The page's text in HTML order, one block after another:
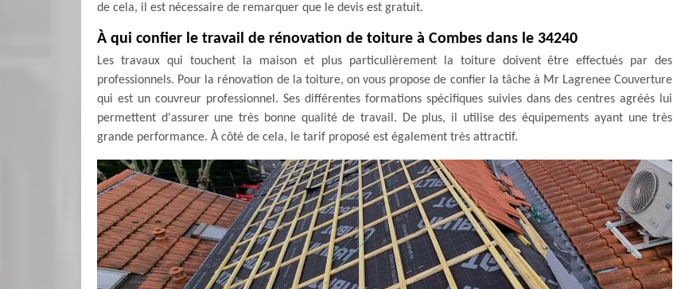
de cela, il est nécessaire de remarquer que le devis est gratuit.
À qui confier le travail de rénovation de toiture à Combes dans le 34240
Les travaux qui touchent la maison et plus particulièrement la toiture doivent être effectués par des
professionnels. Pour la rénovation de la toiture, on vous propose de confier la tâche à Mr Lagrenee Couverture
qui est un couvreur professionnel. Ses différentes formations spécifiques suivies dans des centres agréés lui
permettent d'assurer une très bonne qualité de travail. De plus, il utilise des équipements ayant une très
grande performance. À côté de cela, le tarif proposé est également très attractif.